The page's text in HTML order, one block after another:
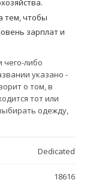
тем, чтобы
зарплат и
либо
указано -
о том, в
тот или
одежду,
Dedicated
18616